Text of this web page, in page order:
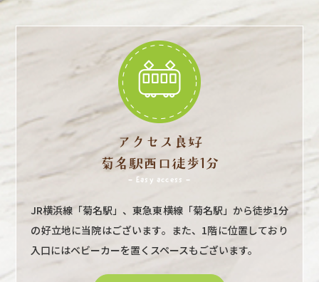
アクセス良好
菊名駅西口徒歩1分
- Easy access -
JR横浜線「菊名駅」、東急東横線「菊名駅」から徒歩1分
の好立地に当院はございます。また、1階に位置しており
入口にはベビーカーを置くスペースもございます。